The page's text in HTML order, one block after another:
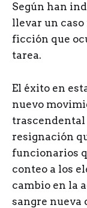
Según han
llevar un caso
ficción que
tarea.
El éxito en
nuevo
trascendental
resignación
funcionarios
conteo a los
cambio en la
sangre nueva